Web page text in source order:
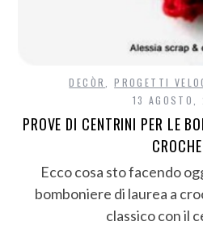
DECÒR,PROGETTI
13 AGOSTO,
PROVE DI CENTRINI PER LE
Ecco cosa sto facendo
bomboniere di laurea a
classico con il